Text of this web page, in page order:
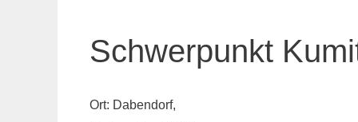
Schwerpunkt
Ort: Dabendorf,